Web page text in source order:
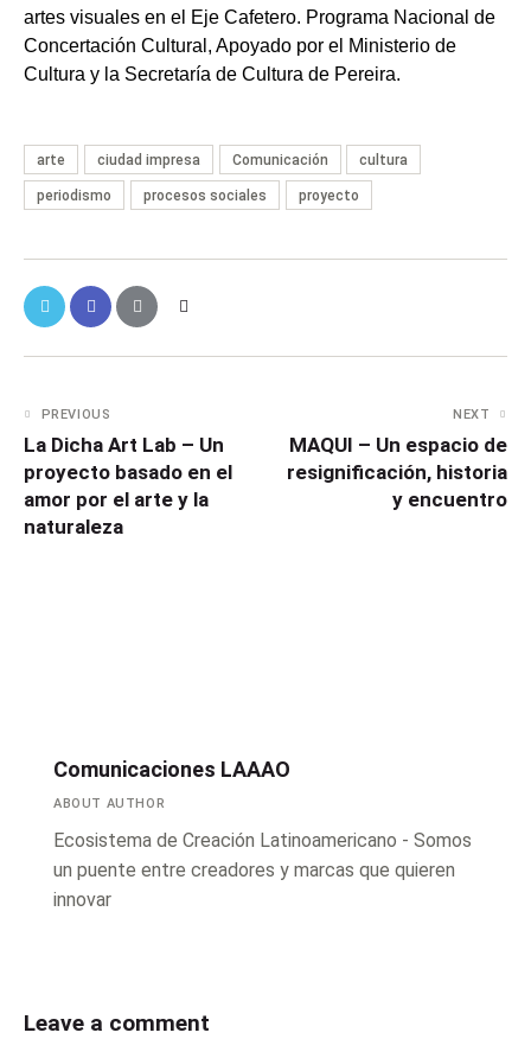
artes visuales en el Eje Cafetero. Programa Nacional de
Concertación Cultural, Apoyado por el Ministerio de
Cultura y la Secretaría de Cultura de Pereira.
arte ciudad impresa Comunicación cultura
periodismo procesos sociales proyecto
PREVIOUS
La Dicha Art Lab – Un
proyecto basado en el
amor por el arte y la
naturaleza
NEXT
MAQUI – Un espacio de
resignificación, historia
y encuentro
Comunicaciones LAAAO
ABOUT AUTHOR
Ecosistema de Creación Latinoamericano - Somos
un puente entre creadores y marcas que quieren
innovar
Leave a comment